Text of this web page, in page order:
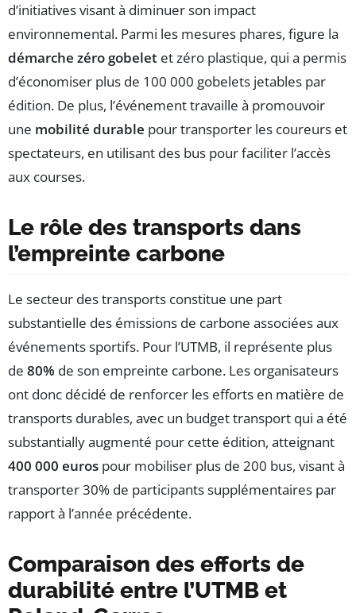
d’initiatives visant à diminuer son impact
environnemental. Parmi les mesures phares, figure la
démarche zéro gobelet et zéro plastique, qui a permis
d’économiser plus de 100 000 gobelets jetables par
édition. De plus, l’événement travaille à promouvoir
une mobilité durable pour transporter les coureurs et
spectateurs, en utilisant des bus pour faciliter l’accès
aux courses.
Le rôle des transports dans
l’empreinte carbone
Le secteur des transports constitue une part
substantielle des émissions de carbone associées aux
événements sportifs. Pour l’UTMB, il représente plus
de 80% de son empreinte carbone. Les organisateurs
ont donc décidé de renforcer les efforts en matière de
transports durables, avec un budget transport qui a été
substantially augmenté pour cette édition, atteignant
400 000 euros pour mobiliser plus de 200 bus, visant à
transporter 30% de participants supplémentaires par
rapport à l’année précédente.
Comparaison des efforts de
durabilité entre l’UTMB et